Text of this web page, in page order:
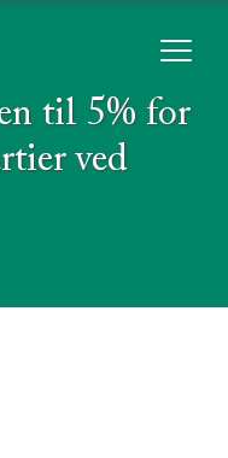
til 5% for
ved